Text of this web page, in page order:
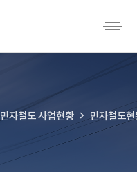
민자철도 사업현황 민자철도현